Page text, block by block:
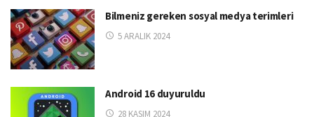
Bilmeniz gereken sosyal medya terimleri
5 ARALIK 2024
Android 16 duyuruldu
28 KASIM 2024